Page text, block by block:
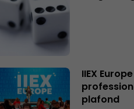
IIEX
plafond